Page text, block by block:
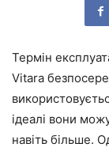
Термін
Vitara
ідеалі вони
навіть більше.